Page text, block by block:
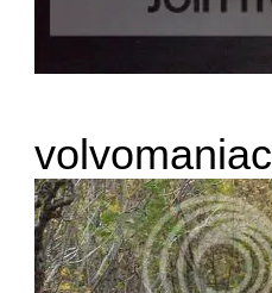
volvomaniac